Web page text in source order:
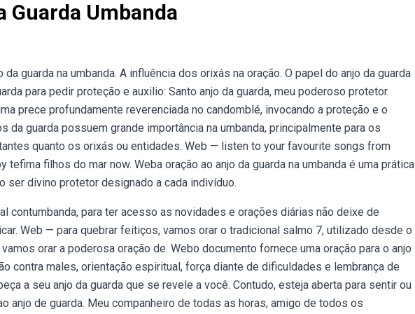
Guarda Umbanda
guarda na umbanda. A influência dos orixás na oração. O papel do anjo da guarda
para pedir proteção e auxilio: Santo anjo da guarda, meu poderoso protetor.
prece profundamente reverenciada no candomblé, invocando a proteção e o
da guarda possuem grande importância na umbanda, principalmente para os
quanto os orixás ou entidades. Web — listen to your favourite songs from
tefima filhos do mar now. Weba oração ao anjo da guarda na umbanda é uma prática
ser divino protetor designado a cada indivíduo.
contumbanda, para ter acesso as novidades e orações diárias não deixe de
Web — para quebrar feitiços, vamos orar o tradicional salmo 7, utilizado desde o
orar a poderosa oração de. Webo documento fornece uma oração para o anjo
contra males, orientação espiritual, força diante de dificuldades e lembrança de
a seu anjo da guarda que se revele a você. Contudo, esteja aberta para sentir ou
anjo de guarda. Meu companheiro de todas as horas, amigo de todos os